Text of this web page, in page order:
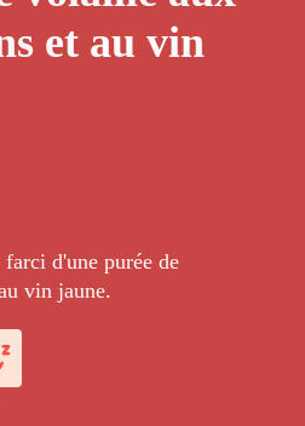
et au vin
d'une purée de
vin jaune.